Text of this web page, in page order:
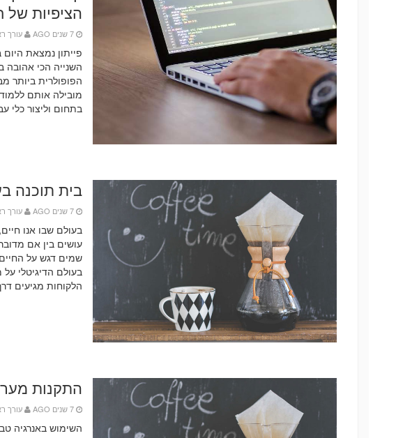
הציפיות
עורך
פייתון נמצאת
מובילה אותם
בתחום וליצור כלי
בית תוכנה
עורך
בעולם שבו אנו
עושים בין אם
שמים דגש על החיים
בעולם הדיגיטלי
הלקוחות מגיעים
התקנות
עורך
השימוש באנרגיה